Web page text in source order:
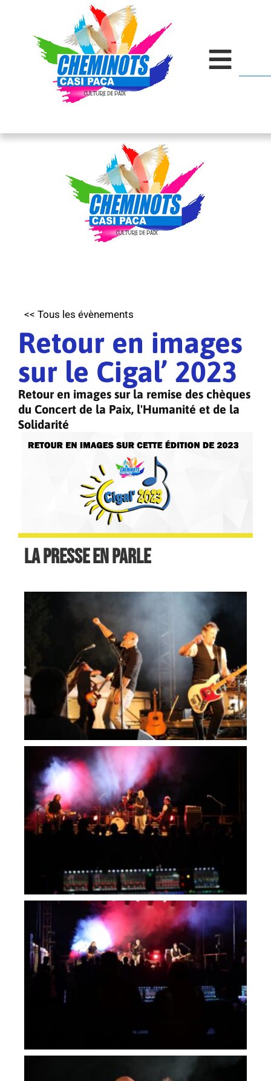
<< Tous les évènements
Retour en images
sur le Cigal’ 2023
Retour en images sur la remise des chèques
du Concert de la Paix, l'Humanité et de la
Solidarité
La presse en parle